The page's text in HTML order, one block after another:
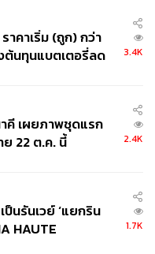
าคาเริ่ม (ถูก) กว่า
ต้นทุนแบตเตอรี่ลด
3.4K
คี เผยภาพชุดแรก
22 ต.ค. นี้
2.4K
ป็นรันเวย์ ‘แยกริน
HAUTE
1.7K